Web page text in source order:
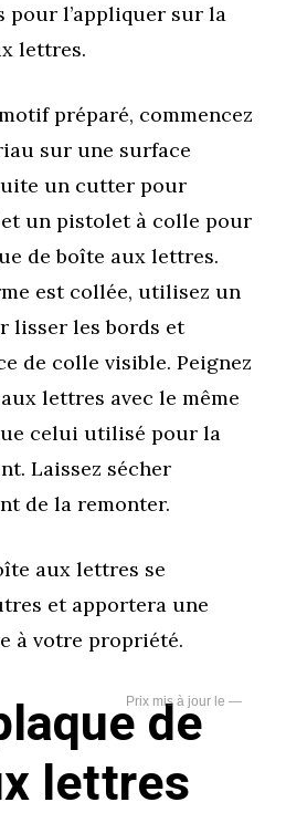
pour l’appliquer sur la
lettres.
préparé, commencez
sur une surface
un cutter pour
un pistolet à colle pour
de boîte aux lettres.
est collée, utilisez un
lisser les bords et
de colle visible. Peignez
lettres avec le même
celui utilisé pour la
Laissez sécher
de la remonter.
aux lettres se
et apportera une
à votre propriété.
—
de
lettres